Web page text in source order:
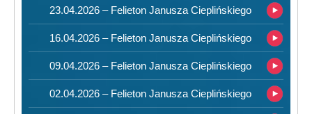
23.04.2026 – Felieton Janusza Cieplińskiego
16.04.2026 – Felieton Janusza Cieplińskiego
09.04.2026 – Felieton Janusza Cieplińskiego
02.04.2026 – Felieton Janusza Cieplińskiego